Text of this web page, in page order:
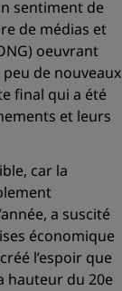
sentiment de
de médias et
oeuvrant
de nouveaux
final qui a été
et leurs
car la
a suscité
économique
l’espoir que
hauteur du 20e